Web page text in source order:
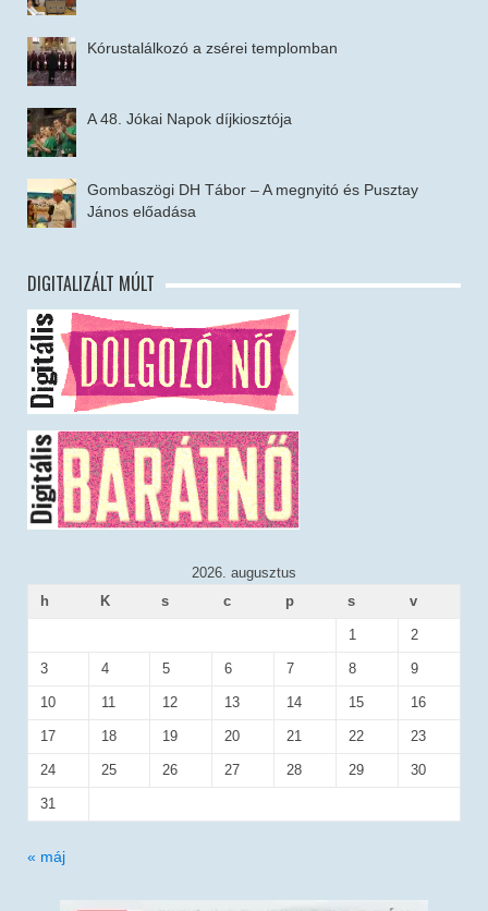
Kórustalálkozó a zsérei templomban
A 48. Jókai Napok díjkiosztója
Gombaszögi DH Tábor – A megnyitó és Pusztay
János előadása
DIGITALIZÁLT MÚLT
2026. augusztus
h
K s c p s v
1 2
3 4 5 6 7 8 9
10 11 12 13 14 15 16
17 18 19 20 21 22 23
24 25 26 27 28 29 30
31
« máj